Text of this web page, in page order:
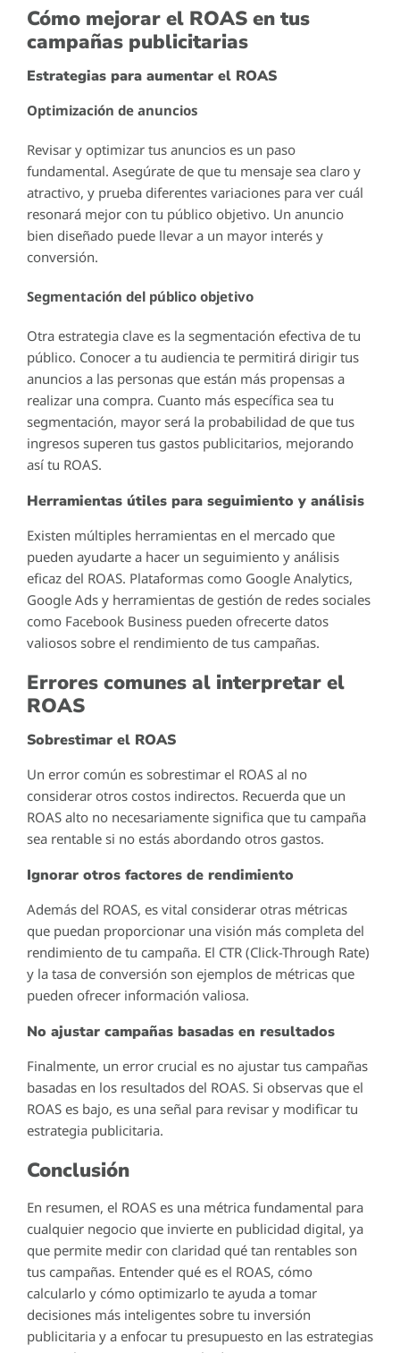
Cómo mejorar el ROAS en tus
campañas publicitarias
Estrategias para aumentar el ROAS
Optimización de anuncios
Revisar y optimizar tus anuncios es un paso
fundamental. Asegúrate de que tu mensaje sea claro y
atractivo, y prueba diferentes variaciones para ver cuál
resonará mejor con tu público objetivo. Un anuncio
bien diseñado puede llevar a un mayor interés y
conversión.
Segmentación del público objetivo
Otra estrategia clave es la segmentación efectiva de tu
público. Conocer a tu audiencia te permitirá dirigir tus
anuncios a las personas que están más propensas a
realizar una compra. Cuanto más específica sea tu
segmentación, mayor será la probabilidad de que tus
ingresos superen tus gastos publicitarios, mejorando
así tu ROAS.
Herramientas útiles para seguimiento y análisis
Existen múltiples herramientas en el mercado que
pueden ayudarte a hacer un seguimiento y análisis
eficaz del ROAS. Plataformas como Google Analytics,
Google Ads y herramientas de gestión de redes sociales
como Facebook Business pueden ofrecerte datos
valiosos sobre el rendimiento de tus campañas.
Errores comunes al interpretar el
ROAS
Sobrestimar el ROAS
Un error común es sobrestimar el ROAS al no
considerar otros costos indirectos. Recuerda que un
ROAS alto no necesariamente significa que tu campaña
sea rentable si no estás abordando otros gastos.
Ignorar otros factores de rendimiento
Además del ROAS, es vital considerar otras métricas
que puedan proporcionar una visión más completa del
rendimiento de tu campaña. El CTR (Click-Through Rate)
y la tasa de conversión son ejemplos de métricas que
pueden ofrecer información valiosa.
No ajustar campañas basadas en resultados
Finalmente, un error crucial es no ajustar tus campañas
basadas en los resultados del ROAS. Si observas que el
ROAS es bajo, es una señal para revisar y modificar tu
estrategia publicitaria.
Conclusión
En resumen, el ROAS es una métrica fundamental para
cualquier negocio que invierte en publicidad digital, ya
que permite medir con claridad qué tan rentables son
tus campañas. Entender qué es el ROAS, cómo
calcularlo y cómo optimizarlo te ayuda a tomar
decisiones más inteligentes sobre tu inversión
publicitaria y a enfocar tu presupuesto en las estrategias